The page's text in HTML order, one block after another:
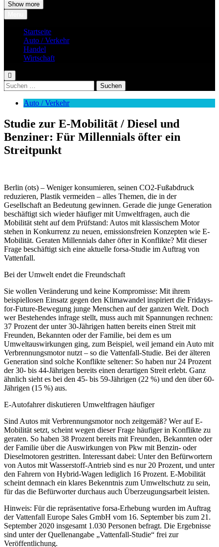
Show more
Startseite
Auto / Verkehr
Handel
Wirtschaft
Suchen
nach:
Auto / Verkehr
Studie zur E-Mobilität / Diesel und
Benziner: Für Millennials öfter ein
Streitpunkt
Berlin (ots) – Weniger konsumieren, seinen CO2-Fußabdruck
reduzieren, Plastik vermeiden – alles Themen, die in der
Gesellschaft an Bedeutung gewinnen. Gerade die junge Generation
beschäftigt sich wieder häufiger mit Umweltfragen, auch die
Mobilität steht auf dem Prüfstand: Autos mit klassischem Motor
stehen in Konkurrenz zu neuen, emissionsfreien Konzepten wie E-
Mobilität. Geraten Millennials daher öfter in Konflikte? Mit dieser
Frage beschäftigt sich eine aktuelle forsa-Studie im Auftrag von
Vattenfall.
Bei der Umwelt endet die Freundschaft
Sie wollen Veränderung und keine Kompromisse: Mit ihrem
beispiellosen Einsatz gegen den Klimawandel inspiriert die Fridays-
for-Future-Bewegung junge Menschen auf der ganzen Welt. Doch
wer Bestehendes infrage stellt, muss auch mit Spannungen rechnen:
37 Prozent der unter 30-Jährigen hatten bereits einen Streit mit
Freunden, Bekannten oder der Familie, bei dem es um
Umweltauswirkungen ging, zum Beispiel, weil jemand ein Auto mit
Verbrennungsmotor nutzt – so die Vattenfall-Studie. Bei der älteren
Generation sind solche Konflikte seltener: So haben nur 24 Prozent
der 30- bis 44-Jährigen bereits einen derartigen Streit erlebt. Ganz
ähnlich sieht es bei den 45- bis 59-Jährigen (22 %) und den über 60-
Jährigen (15 %) aus.
E-Autofahrer diskutieren Umweltfragen häufiger
Sind Autos mit Verbrennungsmotor noch zeitgemäß? Wer auf E-
Mobilität setzt, scheint wegen dieser Frage häufiger in Konflikte zu
geraten. So haben 38 Prozent bereits mit Freunden, Bekannten oder
der Familie über die Auswirkungen von Pkw mit Benzin- oder
Dieselmotoren gestritten. Interessant dabei: Unter den Befürwortern
von Autos mit Wasserstoff-Antrieb sind es nur 20 Prozent, und unter
den Fahrern von Hybrid-Wagen lediglich 16 Prozent. E-Mobilität
scheint demnach ein klares Bekenntnis zum Umweltschutz zu sein,
für das die Befürworter durchaus auch Überzeugungsarbeit leisten.
Hinweis: Für die repräsentative forsa-Erhebung wurden im Auftrag
der Vattenfall Europe Sales GmbH vom 16. September bis zum 21.
September 2020 insgesamt 1.030 Personen befragt. Die Ergebnisse
sind unter der Quellenangabe „Vattenfall-Studie“ frei zur
Veröffentlichung.